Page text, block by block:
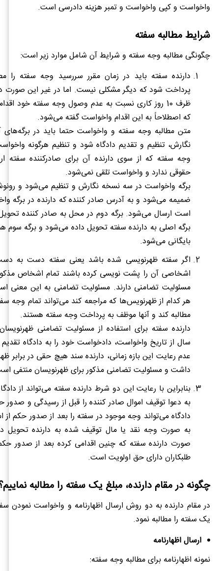
واخواست و کپی واخواست و تمبر هزینه دادرسی است.
شرایط مطالبه سفته
چگونگی مطالبه وجه سفته و شرایط آن شامل موارد زیر است:
دارنده سفته باید در زمان مقرر سررسید وجه سفته را
پرداخت شود که دیگر مشکلی نیست. اما در غیر این صورت
ظرف 10 روز کاری نسبت به عدم وصول وجه سفته خود
که اصطلاحاً به این اقدام واخواست گفته می‌شود.
متن مطالبه وجه سفته و واخواست حتما باید در برگه‌های
نگارش، تنظیم و تقدیم دادگاه شود و تنظیم هرگونه
وجه سفته که از سوی دارنده آن برای صادرکننده سفته
حقوقی ندارد و واخواست تلقی نمی‌شود.
برگه واخواست در سه نسخه نگارش و تنظیم می‌شود و
ضمیمه می‌شود و به آدرس صادر کننده که دارنده در برگه
است ارسال می‌شود. برگه دوم در محل به صادر کننده
برگه اصلی به دارنده سفته تحویل داده می‌شود و برگه سوم
بایگانی می‌شود.
اگر سفته ظهرنویسی شده باشد یعنی سفته دست به
اشخاصی آن را پشت نویسی کرده باشند تمام اشخاص مذکور
مسئولیت تضامنی دارند. مسئولیت تضامنی به این معنی
هر کدام از ظهرنویس‌ها که مراجعه کند می‌تواند تمام وجه
مطالبه کند و آنها موظف به پرداخت وجه سفته هستند.
دارنده سفته برای استفاده از مسئولیت تضامنی
سال از تاریخ واخواست، دادخواست خود را به دادگاه
عدم رعایت این بازه زمانی، دارنده سند هیچ حقی در برابر
داشت و مسئولیت تضامنی مذکور برای ظهرنویسان منتفی
بنابراین با رعایت این دو شرط دارنده سفته می‌تواند از
به دعوا توقیف اموال صادر کننده را قبل از رسیدگی و صدور
دادگاه می‌تواند وجه موجود در سفته را بعد از صدور حکم از
به صورت وجه نقد یا مال توقیف شده به دارنده تحویل
صورت دارنده سفته که چنین اقدامی کرده بعد از صدور
طلبکاران دارای حق اولویت است.
چگونه در مقام دارنده، مبلغ یک سفته را مطالبه
در مقام دارنده به دو روش ارسال اظهارنامه و واخواست نمودن
یک سفته را مطالبه نمود.
ارسال اظهارنامه
نمونه اظهارنامه برای مطالبه وجه سفته: